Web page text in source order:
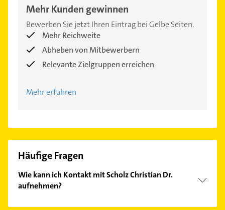
Mehr Kunden gewinnen
Bewerben Sie jetzt Ihren Eintrag bei Gelbe Seiten.
Mehr Reichweite
Abheben von Mitbewerbern
Relevante Zielgruppen erreichen
Mehr erfahren
Häufige Fragen
Wie kann ich Kontakt mit Scholz Christian Dr.
aufnehmen?